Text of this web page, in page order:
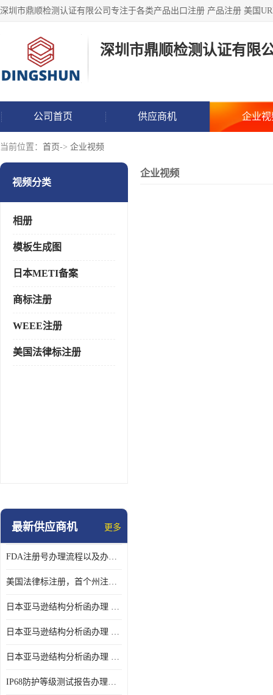
深圳市鼎顺检测认证有限
公司首页 供应商机 企业视
当前位置： 首页-> 企业视频
视频分类
相册
模板生成图
日本METI备案
商标注册
WEEE注册
美国法律标注册
最新供应商机 更多
FDA注册号办理流程以及办理周期是多久
美国法律标注册，首个州注册该如何选择
日本亚马逊结构分析函办理 日本亚马逊 电饭煲
日本亚马逊结构分析函办理 日本亚马逊 热水壶等；
日本亚马逊结构分析函办理 日本亚马逊 果汁搅拌机
IP68防护等级测试报告办理标准要求
企业视频